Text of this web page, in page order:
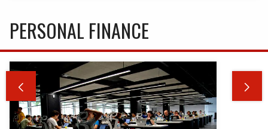
PERSONAL FINANCE
 